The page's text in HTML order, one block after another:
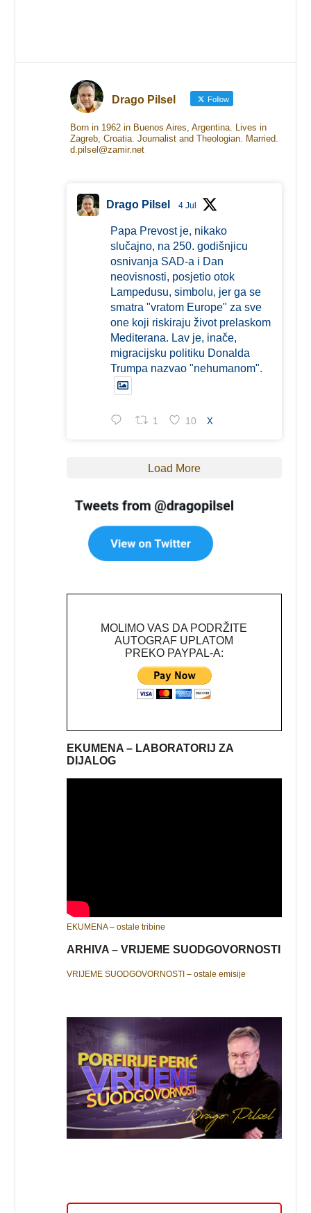
Drago Pilsel Follow
Born in 1962 in Buenos Aires, Argentina. Lives in
Zagreb, Croatia. Journalist and Theologian. Married.
d.pilsel@zamir.net
Drago Pilsel 4 Jul
Papa Prevost je, nikako
slučajno, na 250. godišnjicu
osnivanja SAD-a i Dan
neovisnosti, posjetio otok
Lampedusu, simbolu, jer ga se
smatra "vratom Europe" za sve
one koji riskiraju život prelaskom
Mediterana. Lav je, inače,
migracijsku politiku Donalda
Trumpa nazvao "nehumanom".
1 10 X
Load More
MOLIMO VAS DA PODRŽITE
AUTOGRAF UPLATOM
PREKO PAYPAL-A:
EKUMENA – LABORATORIJ ZA
DIJALOG
EKUMENA – ostale tribine
ARHIVA – VRIJEME SUODGOVORNOSTI
VRIJEME SUODGOVORNOSTI – ostale emisije